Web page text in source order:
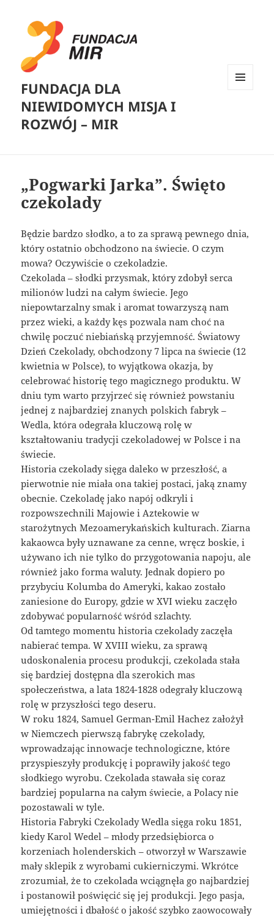
FUNDACJA DLA
NIEWIDOMYCH MISJA I
ROZWÓJ – MIR
„Pogwarki Jarka”. Święto
czekolady
Będzie bardzo słodko, a to za sprawą pewnego dnia,
który ostatnio obchodzono na świecie. O czym
mowa? Oczywiście o czekoladzie.
Czekolada – słodki przysmak, który zdobył serca
milionów ludzi na całym świecie. Jego
niepowtarzalny smak i aromat towarzyszą nam
przez wieki, a każdy kęs pozwala nam choć na
chwilę poczuć niebiańską przyjemność. Światowy
Dzień Czekolady, obchodzony 7 lipca na świecie (12
kwietnia w Polsce), to wyjątkowa okazja, by
celebrować historię tego magicznego produktu. W
dniu tym warto przyjrzeć się również powstaniu
jednej z najbardziej znanych polskich fabryk –
Wedla, która odegrała kluczową rolę w
kształtowaniu tradycji czekoladowej w Polsce i na
świecie.
Historia czekolady sięga daleko w przeszłość, a
pierwotnie nie miała ona takiej postaci, jaką znamy
obecnie. Czekoladę jako napój odkryli i
rozpowszechnili Majowie i Aztekowie w
starożytnych Mezoamerykańskich kulturach. Ziarna
kakaowca były uznawane za cenne, wręcz boskie, i
używano ich nie tylko do przygotowania napoju, ale
również jako forma waluty. Jednak dopiero po
przybyciu Kolumba do Ameryki, kakao zostało
zaniesione do Europy, gdzie w XVI wieku zaczęło
zdobywać popularność wśród szlachty.
Od tamtego momentu historia czekolady zaczęła
nabierać tempa. W XVIII wieku, za sprawą
udoskonalenia procesu produkcji, czekolada stała
się bardziej dostępna dla szerokich mas
społeczeństwa, a lata 1824-1828 odegrały kluczową
rolę w przyszłości tego deseru.
W roku 1824, Samuel German-Emil Hachez założył
w Niemczech pierwszą fabrykę czekolady,
wprowadzając innowacje technologiczne, które
przyspieszyły produkcję i poprawiły jakość tego
słodkiego wyrobu. Czekolada stawała się coraz
bardziej popularna na całym świecie, a Polacy nie
pozostawali w tyle.
Historia Fabryki Czekolady Wedla sięga roku 1851,
kiedy Karol Wedel – młody przedsiębiorca o
korzeniach holenderskich – otworzył w Warszawie
mały sklepik z wyrobami cukierniczymi. Wkrótce
zrozumiał, że to czekolada wciągnęła go najbardziej
i postanowił poświęcić się jej produkcji. Jego pasja,
umiejętności i dbałość o jakość szybko zaowocowały